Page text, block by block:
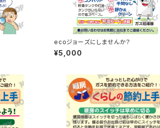
ecoジョーズにしませんか？
¥5,000